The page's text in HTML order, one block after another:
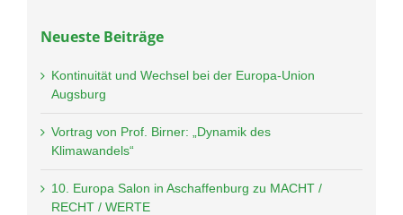
Neueste Beiträge
Kontinuität und Wechsel bei der Europa-Union
Augsburg
Vortrag von Prof. Birner: „Dynamik des
Klimawandels“
10. Europa Salon in Aschaffenburg zu MACHT /
RECHT / WERTE